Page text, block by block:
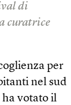
di
curatrice
per
nel sud
ha votato il